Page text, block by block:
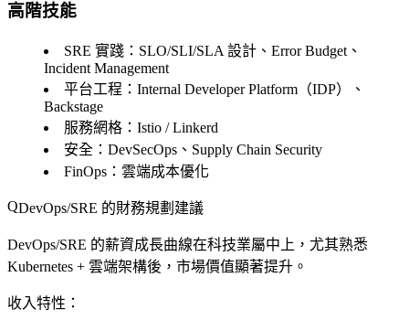
高階技能
SRE 實踐 ：SLO/SLI/SLA 設計、Error Budget、
Incident Management
平台工程 ：Internal Developer Platform（IDP）、
Backstage
服務網格 ：Istio / Linkerd
安全 ：DevSecOps、Supply Chain Security
FinOps ：雲端成本優化
DevOps/SRE 的財務規劃建議
DevOps/SRE 的薪資成長曲線在科技業屬中上，尤其熟悉
Kubernetes + 雲端架構後，市場價值顯著提升。
收入特性：